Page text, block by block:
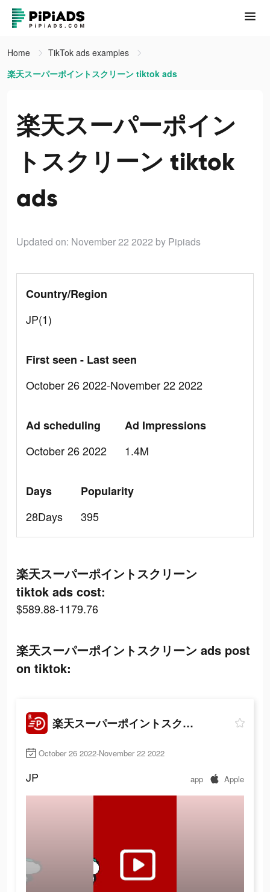
Home
TikTok ads examples
楽天スーパーポイントスクリーン tiktok ads
楽天スーパーポイン
トスクリーン tiktok
ads
Updated on: November 22 2022 by Pipiads
Country/Region
JP(1)
First seen - Last seen
October 26 2022-November 22 2022
Ad scheduling
October 26 2022
Ad Impressions
1.4M
Days
28Days
Popularity
395
楽天スーパーポイントスクリーン
tiktok ads cost:
$589.88-1179.76
楽天スーパーポイントスクリーン ads post
on tiktok:
楽天スーパーポイントスクリーン
October 26 2022-November 22 2022
JP app Apple